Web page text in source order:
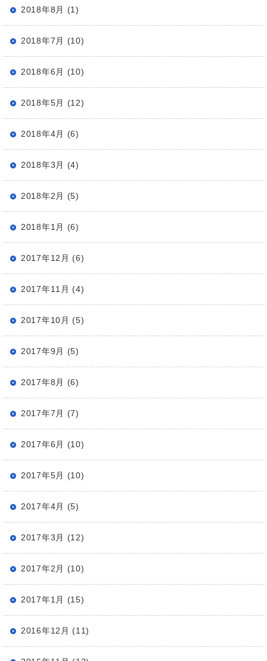
2018年8月 (1)
2018年7月 (10)
2018年6月 (10)
2018年5月 (12)
2018年4月 (6)
2018年3月 (4)
2018年2月 (5)
2018年1月 (6)
2017年12月 (6)
2017年11月 (4)
2017年10月 (5)
2017年9月 (5)
2017年8月 (6)
2017年7月 (7)
2017年6月 (10)
2017年5月 (10)
2017年4月 (5)
2017年3月 (12)
2017年2月 (10)
2017年1月 (15)
2016年12月 (11)